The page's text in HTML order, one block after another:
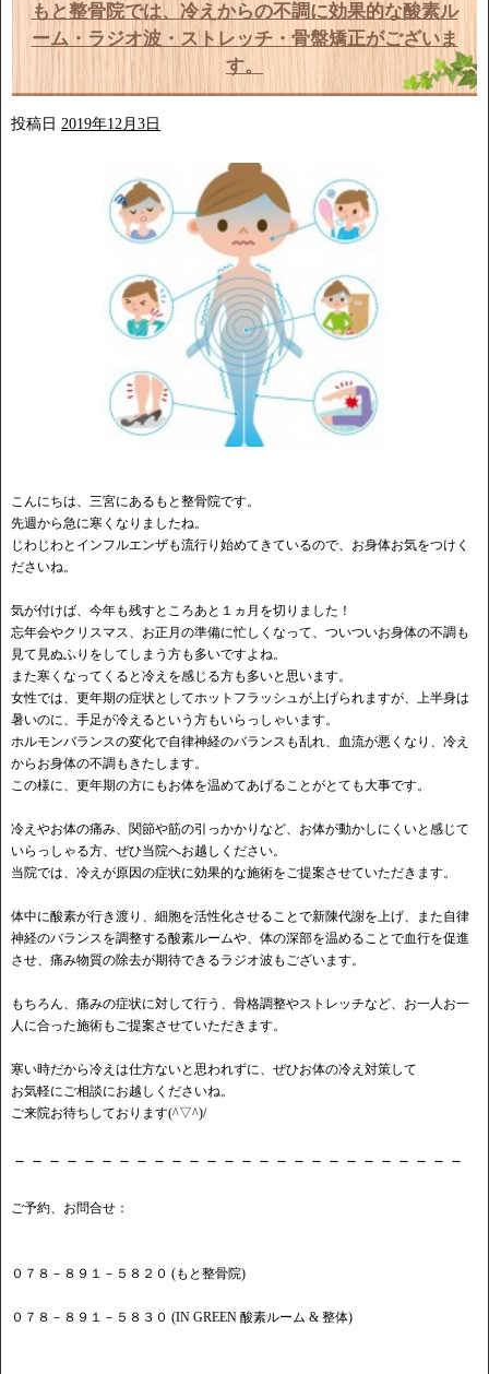
もと整骨院では、冷えからの不調に効果的な酸素ル
ーム・ラジオ波・ストレッチ・骨盤矯正がございま
す。
投稿日 2019年12月3日
こんにちは、三宮にあるもと整骨院です。
先週から急に寒くなりましたね。
じわじわとインフルエンザも流行り始めてきているので、お身体お気をつけく
ださいね。
気が付けば、今年も残すところあと１ヵ月を切りました！
忘年会やクリスマス、お正月の準備に忙しくなって、ついついお身体の不調も
見て見ぬふりをしてしまう方も多いですよね。
また寒くなってくると冷えを感じる方も多いと思います。
女性では、更年期の症状としてホットフラッシュが上げられますが、上半身は
暑いのに、手足が冷えるという方もいらっしゃいます。
ホルモンバランスの変化で自律神経のバランスも乱れ、血流が悪くなり、冷え
からお身体の不調もきたします。
この様に、更年期の方にもお体を温めてあげることがとても大事です。
冷えやお体の痛み、関節や筋の引っかかりなど、お体が動かしにくいと感じて
いらっしゃる方、ぜひ当院へお越しください。
当院では、冷えが原因の症状に効果的な施術をご提案させていただきます。
体中に酸素が行き渡り、細胞を活性化させることで新陳代謝を上げ、また自律
神経のバランスを調整する酸素ルームや、体の深部を温めることで血行を促進
させ、痛み物質の除去が期待できるラジオ波もございます。
もちろん、痛みの症状に対して行う、骨格調整やストレッチなど、お一人お一
人に合った施術もご提案させていただきます。
寒い時だから冷えは仕方ないと思われずに、ぜひお体の冷え対策して
お気軽にご相談にお越しくださいね。
ご来院お待ちしております(^▽^)/
－－－－－－－－－－－－－－－－－－－－－－－－－－
ご予約、お問合せ：
０７８－８９１－５８２０ (もと整骨院)
０７８－８９１－５８３０ (IN GREEN 酸素ルーム & 整体)